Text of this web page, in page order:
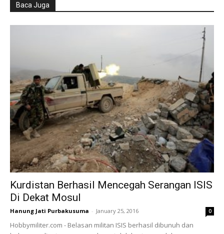
Baca Juga
Kurdistan Berhasil Mencegah Serangan ISIS
Di Dekat Mosul
Hanung Jati Purbakusuma - January 25, 2016 0
Hobbymiliter.com - Belasan militan ISIS berhasil dibunuh dan